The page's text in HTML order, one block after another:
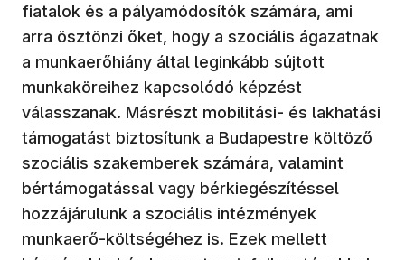
fiatalok és a pályamódosítók számára, ami
arra ösztönzi őket, hogy a szociális ágazatnak
a munkaerőhiány által leginkább sújtott
munkaköreihez kapcsolódó képzést
válasszanak. Másrészt mobilitási- és lakhatási
támogatást biztosítunk a Budapestre költöző
szociális szakemberek számára, valamint
bértámogatással vagy bérkiegészítéssel
hozzájárulunk a szociális intézmények
munkaerő-költségéhez is. Ezek mellett